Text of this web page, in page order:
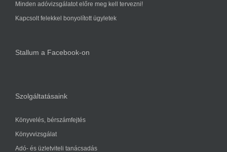
Minden adóvizsgálatot előre meg kell tervezni!
Kapcsolt felekkel bonyolított ügyletek
Stallum a Facebook-on
Szolgáltatásaink
Könyvelés, bérszámfejtés
Könyvvizsgálat
Adó- és üzletviteli tanácsadás